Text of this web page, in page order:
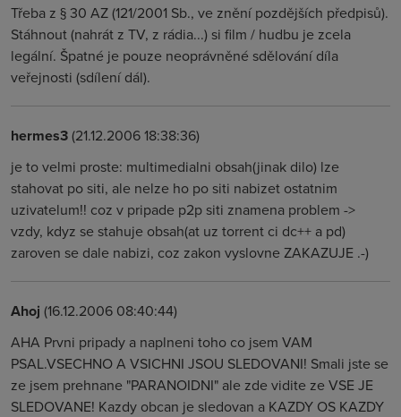
Třeba z § 30 AZ (121/2001 Sb., ve znění pozdějších předpisů).
Stáhnout (nahrát z TV, z rádia...) si film / hudbu je zcela
legální. Špatné je pouze neoprávněné sdělování díla
veřejnosti (sdílení dál).
hermes3(21.12.2006 18:38:36)
je to velmi proste: multimedialni obsah(jinak dilo) lze
stahovat po siti, ale nelze ho po siti nabizet ostatnim
uzivatelum!! coz v pripade p2p siti znamena problem ->
vzdy, kdyz se stahuje obsah(at uz torrent ci dc++ a pd)
zaroven se dale nabizi, coz zakon vyslovne ZAKAZUJE .-)
Ahoj (16.12.2006 08:40:44)
AHA Prvni pripady a naplneni toho co jsem VAM
PSAL.VSECHNO A VSICHNI JSOU SLEDOVANI! Smali jste se
ze jsem prehnane "PARANOIDNI" ale zde vidite ze VSE JE
SLEDOVANE! Kazdy obcan je sledovan a KAZDY OS KAZDY